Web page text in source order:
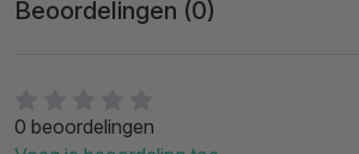
0 beoordelingen
Beoordelingen (0)